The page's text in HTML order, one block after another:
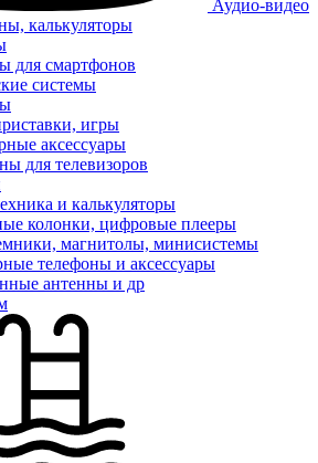
Аудио-видео
калькуляторы
для смартфонов
системы
игры
аксессуары
для телевизоров
и калькуляторы
колонки, цифровые плееры
магнитолы, минисистемы
телефоны и аксессуары
антенны и др